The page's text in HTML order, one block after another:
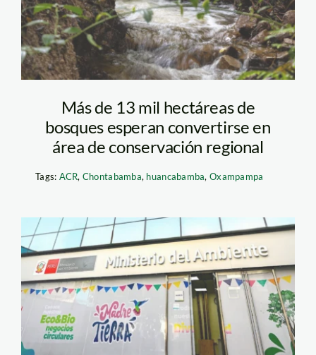
Más de 13 mil hectáreas de
bosques esperan convertirse en
área de conservación regional
Tags: ACR, Chontabamba, huancabamba,Oxampampa
ministerio-del-
ambiente—minam2